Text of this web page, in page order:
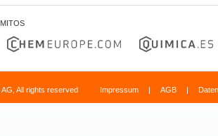
All rights reserved Impressum | AGB |